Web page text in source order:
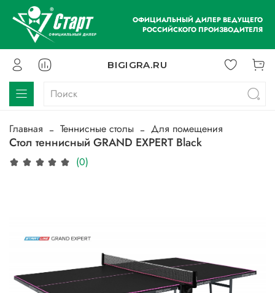
ОФИЦИАЛЬНЫЙ ДИЛЕР ВЕДУЩЕГО
РОССИЙСКОГО ПРОИЗВОДИТЕЛЯ
BIGIGRA.RU
Главная Теннисные столы Для помещения
Стол теннисный GRAND EXPERT Black
(0)